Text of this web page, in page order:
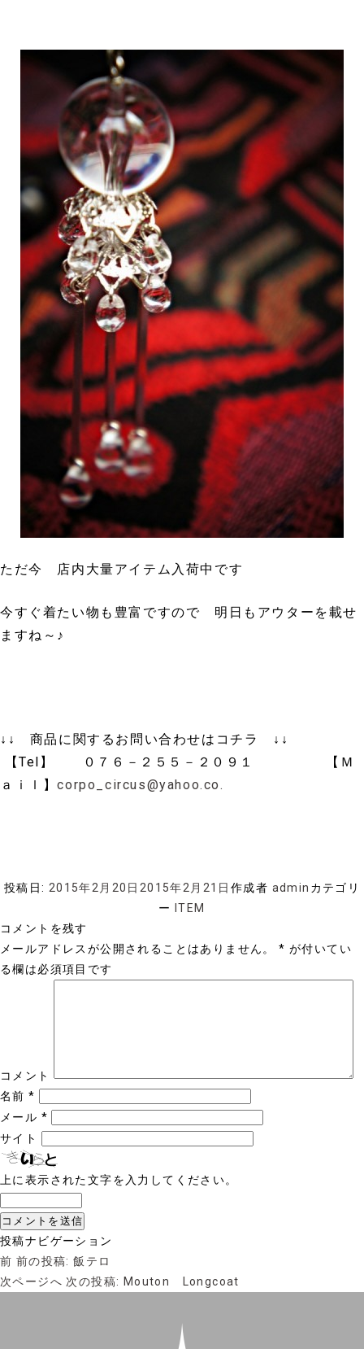
ただ今 店内大量アイテム入荷中です
今すぐ着たい物も豊富ですので 明日もアウターを載せ
ますね～♪
↓↓ 商品に関するお問い合わせはコチラ ↓↓
【Tel】 ０７６－２５５－２０９１ 【Ｍ
ａｉｌ】corpo_circus@yahoo.co.
投稿日: 2015年2月20日 2015年2月21日 作成者 admin カテゴリ
ーITEM
コメントを残す
メールアドレスが公開されることはありません。
* が付いてい
る欄は必須項目です
コメント
名前*
メール *
サイト
上に表示された文字を入力してください。
投稿ナビゲーション
前 前の投稿: 飯テロ
次ページへ 次の投稿: Mouton Longcoat